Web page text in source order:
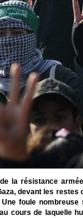
la résistance
devant les
foule
cours de laquelle